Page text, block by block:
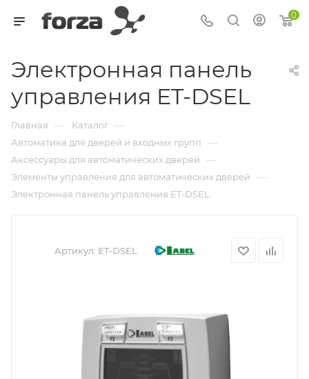
0
Электронная панель
управления ET-DSEL
Главная — Каталог —
Автоматика для дверей и входных групп —
Аксессуары для автоматических дверей —
Элементы управления для автоматических дверей —
Электронная панель управления ET-DSEL
Артикул: ET-DSEL